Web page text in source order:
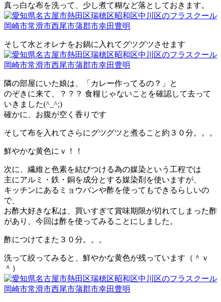
真っ白な布を洗って、少し煮て糊など落としておきます。
そして水とオレナをお鍋に入れてグツグツさせます
隣の部屋にいた娘は、「カレー作ってるの？」と
のぞきに来て、？？？ 食糧じゃないことを確認して去って
いきました(^_^;)
確かに、お腹が空く香りです
そして布を入れてさらにグツグツと煮ること約３０分。。。
鮮やかな黄色にｖ！！
次に、繊維と色素を結びつける為の媒染という工程では
主にアルミ・鉄・銅を成分とする媒染剤を使いますが、
キッチンにあるミョウバンや酢を使ってもできるらしいの
で、
お酢大好きな私は、買いすぎて賞味期限が切れてしまった酢
があり、今回は酢を使ってみることにしました。
酢につけてまた３０分。。。
洗って絞ってみると、鮮やかな黄色が残っています（＾ｖ
＾）